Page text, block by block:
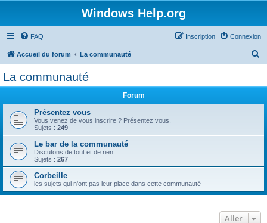
Windows Help.org
FAQ Connexion
Inscription
Accueil du forum La communauté
e
La communauté
Forum
Présentez vous
Vous venez de vous inscrire ? Présentez vous.
Sujets : 249
Le bar de la communauté
Discutons de tout et de rien
Sujets : 267
Corbeille
les sujets qui n'ont pas leur place dans cette communauté
Aller